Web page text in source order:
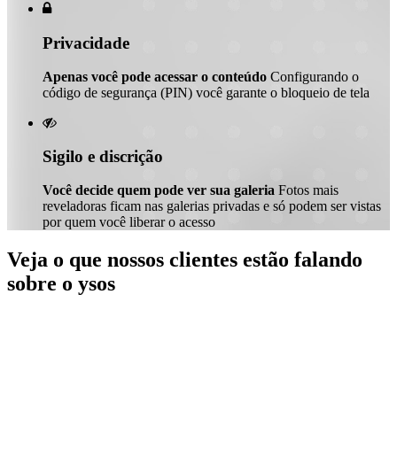

Privacidade
Apenas você pode acessar o conteúdo Configurando o
código de segurança (PIN) você garante o bloqueio de tela

Sigilo e discrição
Você decide quem pode ver sua galeria Fotos mais
reveladoras ficam nas galerias privadas e só podem ser vistas
por quem você liberar o acesso
Veja o que nossos clientes estão falando
sobre o ysos